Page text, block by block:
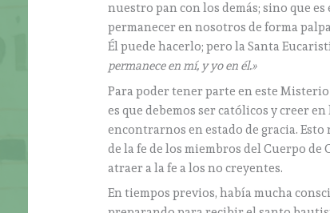
nuestro pan con los demás; sino que
permanecer en nosotros de forma
Él puede hacerlo; pero la Santa
permanece en mí, y yo en él.»
Para poder tener parte en este
es que debemos ser católicos y creer
encontrarnos en estado de gracia.
de la fe de los miembros del Cuerpo
atraer a la fe a los no creyentes.
En tiempos previos, había mucha